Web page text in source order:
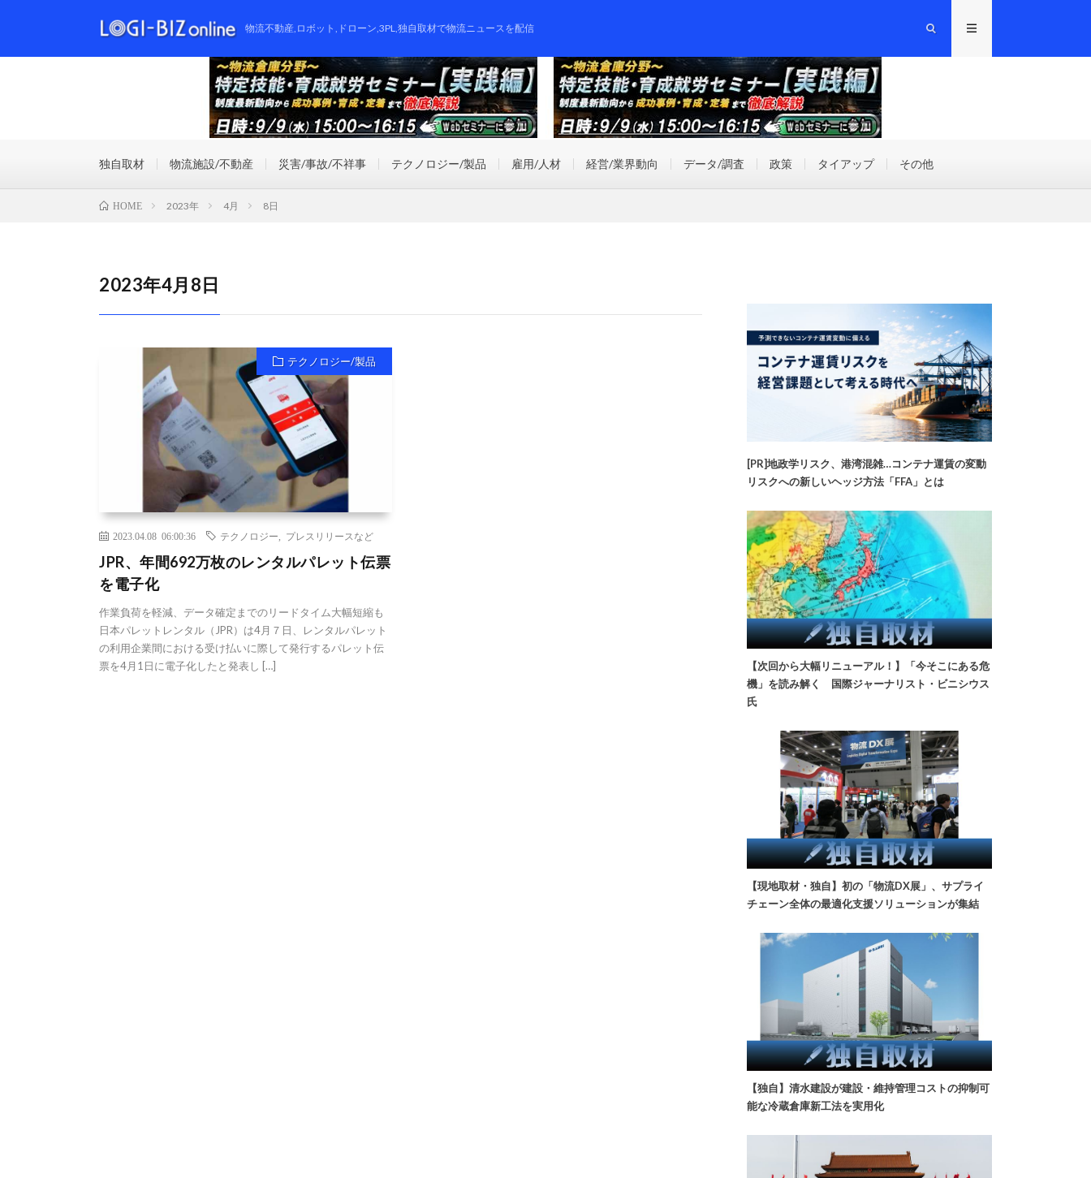
物流不動産,ロボット,ドローン,3PL,独自取材で物流ニュースを配信
独自取材 物流施設/不動産 災害/事故/不祥事 テクノロジー/製品 雇用/人材 経営/業界動向 データ/調査 政策 タイアップ その他
HOME 2023年 4月 8日
2023年4月8日
テクノロジー/製品
2023.04.08 06:00:36 テクノロジー プレスリリースなど
JPR、年間692万枚のレンタルパレット伝票
を電子化
作業負荷を軽減、データ確定までのリードタイム大幅短縮も
日本パレットレンタル（JPR）は4月７日、レンタルパレット
の利用企業間における受け払いに際して発行するパレット伝
票を4月1日に電子化したと発表し […]
[PR]地政学リスク、港湾混雑…コンテナ運賃の変動
リスクへの新しいヘッジ方法「FFA」とは
【次回から大幅リニューアル！】「今そこにある危
機」を読み解く 国際ジャーナリスト・ビニシウス
氏
【現地取材・独自】初の「物流DX展」、サプライ
チェーン全体の最適化支援ソリューションが集結
【独自】清水建設が建設・維持管理コストの抑制可
能な冷蔵倉庫新工法を実用化